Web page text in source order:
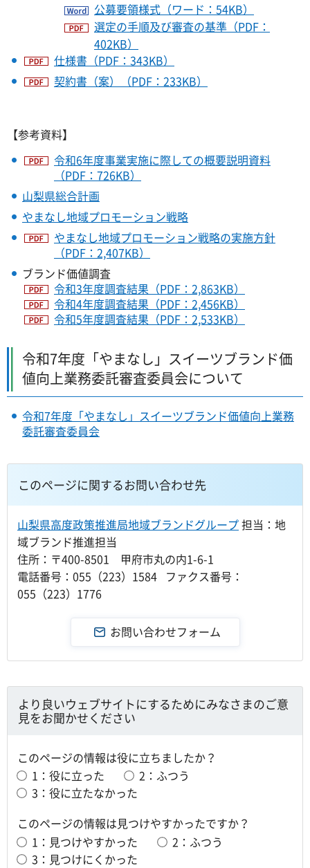
公募要領様式（ワード：54KB）
選定の手順及び審査の基準（PDF：
402KB）
仕様書（PDF：343KB）
契約書（案）（PDF：233KB）
【参考資料】
令和6年度事業実施に際しての概要説明資料
（PDF：726KB）
山梨県総合計画
やまなし地域プロモーション戦略
やまなし地域プロモーション戦略の実施方針
（PDF：2,407KB）
ブランド価値調査
令和3年度調査結果（PDF：2,863KB）
令和4年度調査結果（PDF：2,456KB）
令和5年度調査結果（PDF：2,533KB）
令和7年度「やまなし」スイーツブランド価
値向上業務委託審査委員会について
令和7年度「やまなし」スイーツブランド価値向上業務
委託審査委員会
このページに関するお問い合わせ先
山梨県高度政策推進局地域ブランドグループ担当：地
域ブランド推進担当
住所：〒400-8501 甲府市丸の内1-6-1
電話番号：055（223）1584 ファクス番号：
055（223）1776
より良いウェブサイトにするためにみなさまのご意
見をお聞かせください
このページの情報は役に立ちましたか？
1：役に立った
2：ふつう
3：役に立たなかった
このページの情報は見つけやすかったですか？
1：見つけやすかった
2：ふつう
3：見つけにくかった